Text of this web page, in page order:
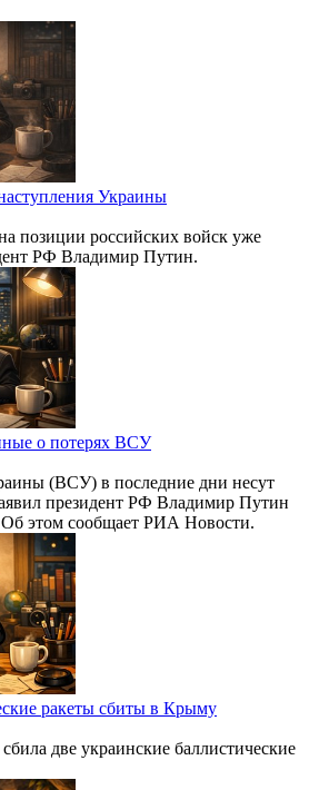
Украины
позиции российских войск уже
РФ Владимир Путин.
о потерях ВСУ
(ВСУ) в последние дни несут
президент РФ Владимир Путин
этом сообщает РИА Новости.
ракеты сбиты в Крыму
две украинские баллистические